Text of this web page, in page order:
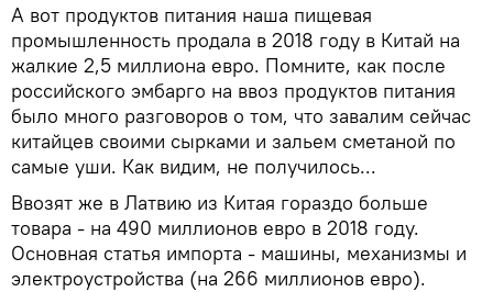
А вот продуктов питания наша пищевая
промышленность продала в 2018 году в Китай на
жалкие 2,5 миллиона евро. Помните, как после
российского эмбарго на ввоз продуктов питания
было много разговоров о том, что завалим сейчас
китайцев своими сырками и зальем сметаной по
самые уши. Как видим, не получилось...
Ввозят же в Латвию из Китая гораздо больше
товара - на 490 миллионов евро в 2018 году.
Основная статья импорта - машины, механизмы и
электроустройства (на 266 миллионов евро).